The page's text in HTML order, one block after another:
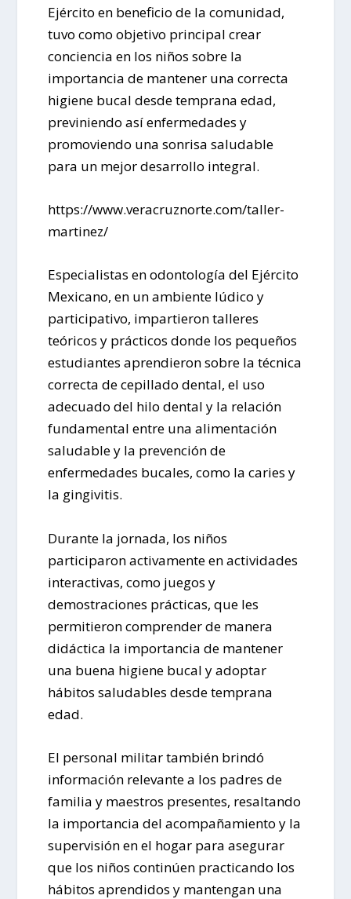
Ejército en beneficio de la comunidad,
tuvo como objetivo principal crear
conciencia en los niños sobre la
importancia de mantener una correcta
higiene bucal desde temprana edad,
previniendo así enfermedades y
promoviendo una sonrisa saludable
para un mejor desarrollo integral.
https://www.veracruznorte.com/taller-
martinez/
Especialistas en odontología del Ejército
Mexicano, en un ambiente lúdico y
participativo, impartieron talleres
teóricos y prácticos donde los pequeños
estudiantes aprendieron sobre la técnica
correcta de cepillado dental, el uso
adecuado del hilo dental y la relación
fundamental entre una alimentación
saludable y la prevención de
enfermedades bucales, como la caries y
la gingivitis.
Durante la jornada, los niños
participaron activamente en actividades
interactivas, como juegos y
demostraciones prácticas, que les
permitieron comprender de manera
didáctica la importancia de mantener
una buena higiene bucal y adoptar
hábitos saludables desde temprana
edad.
El personal militar también brindó
información relevante a los padres de
familia y maestros presentes, resaltando
la importancia del acompañamiento y la
supervisión en el hogar para asegurar
que los niños continúen practicando los
hábitos aprendidos y mantengan una